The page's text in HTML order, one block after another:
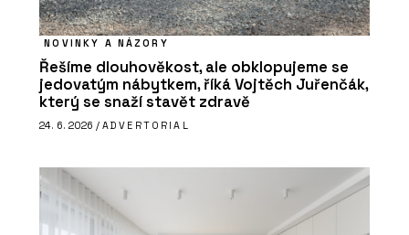
NOVINKY A NÁZORY
Řešíme dlouhověkost, ale obklopujeme se
jedovatým nábytkem, říká Vojtěch Juřenčák,
který se snaží stavět zdravě
24. 6. 2026 / ADVERTORIAL